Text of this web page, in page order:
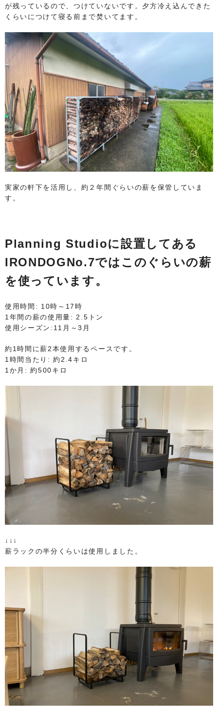
が残っているので、つけていないです。夕方冷え込んできた
くらいにつけて寝る前まで焚いてます。
実家の軒下を活用し、約２年間ぐらいの薪を保管していま
す。
Planning Studioに設置してある
IRONDOGNo.7ではこのぐらいの薪
を使っています。
使用時間: 10時～17時
1年間の薪の使用量: 2.5トン
使用シーズン:11月～3月
約1時間に薪2本使用するペースです。
1時間当たり: 約2.4キロ
1か月: 約500キロ
↓↓↓
薪ラックの半分くらいは使用しました。